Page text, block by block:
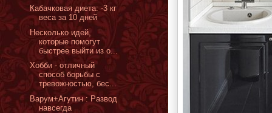
Кабачковая диета: -3 кг
веса за 10 дней
Несколько идей,
которые помогут
быстрее выйти из о...
Хобби - отличный
способ борьбы с
тревожностью, бес...
Варум+Агутин : Развод
навсегда